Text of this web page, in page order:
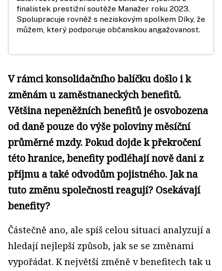
finalistek prestižní soutěže Manažer roku 2023.
Spolupracuje rovněž s neziskovým spolkem Díky, že
můžem, který podporuje občanskou angažovanost.
V rámci konsolidačního balíčku došlo i k
změnám u zaměstnaneckých benefitů.
Většina nepeněžních benefitů je osvobozena
od daně pouze do výše poloviny měsíční
průměrné mzdy. Pokud dojde k překročení
této hranice, benefity podléhají nově dani z
příjmu a také odvodům pojistného. Jak na
tuto změnu společnosti reagují? Osekávají
benefity?
Částečně ano, ale spíš celou situaci analyzují a
hledají nejlepší způsob, jak se se změnami
vypořádat. K největší změně v benefitech tak u